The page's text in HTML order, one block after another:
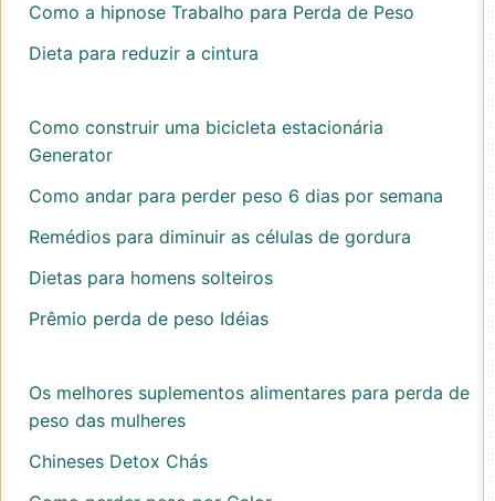
Como a hipnose Trabalho para Perda de Peso
Dieta para reduzir a cintura
Como construir uma bicicleta estacionária
Generator
Como andar para perder peso 6 dias por semana
Remédios para diminuir as células de gordura
Dietas para homens solteiros
Prêmio perda de peso Idéias
Os melhores suplementos alimentares para perda de
peso das mulheres
Chineses Detox Chás